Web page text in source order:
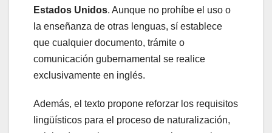
Estados Unidos. Aunque no prohíbe el uso o
la enseñanza de otras lenguas, sí establece
que cualquier documento, trámite o
comunicación gubernamental se realice
exclusivamente en inglés.
Además, el texto propone reforzar los requisitos
lingüísticos para el proceso de naturalización,